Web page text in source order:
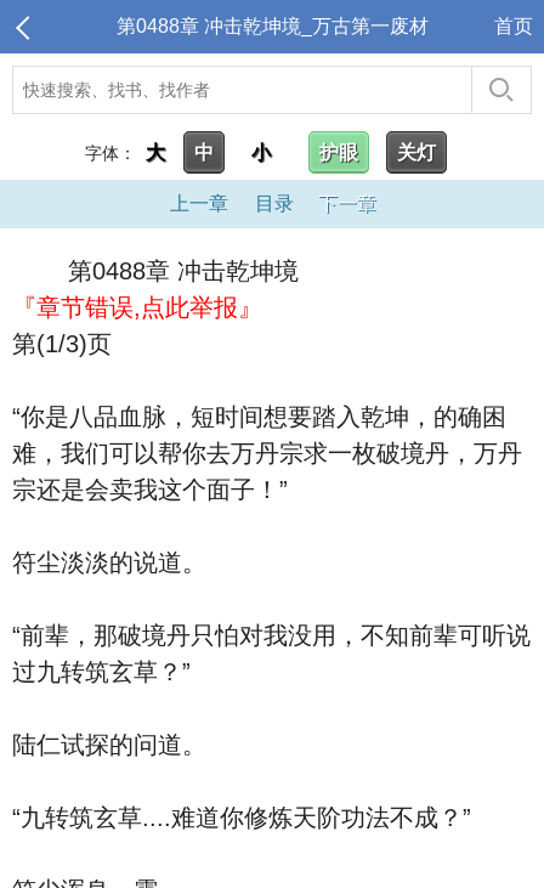
第0488章 冲击乾坤境_万古第一废材 首页
字体： 大 中 小 护眼 关灯
上一章 目录 下一章
第0488章 冲击乾坤境
『章节错误,点此举报』
第(1/3)页
“你是八品血脉，短时间想要踏入乾坤，的确困
难，我们可以帮你去万丹宗求一枚破境丹，万丹
宗还是会卖我这个面子！”
符尘淡淡的说道。
“前辈，那破境丹只怕对我没用，不知前辈可听说
过九转筑玄草？”
陆仁试探的问道。
“九转筑玄草....难道你修炼天阶功法不成？”